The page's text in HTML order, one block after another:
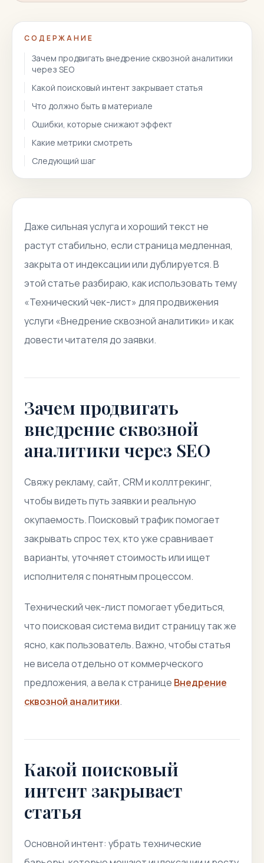
СОДЕРЖАНИЕ
Зачем продвигать внедрение сквозной аналитики
через SEO
Какой поисковый интент закрывает статья
Что должно быть в материале
Ошибки, которые снижают эффект
Какие метрики смотреть
Следующий шаг
Даже сильная услуга и хороший текст не
растут стабильно, если страница медленная,
закрыта от индексации или дублируется. В
этой статье разбираю, как использовать тему
«Технический чек-лист» для продвижения
услуги «Внедрение сквозной аналитики» и как
довести читателя до заявки.
Зачем продвигать
внедрение сквозной
аналитики через SEO
Свяжу рекламу, сайт, CRM и коллтрекинг,
чтобы видеть путь заявки и реальную
окупаемость. Поисковый трафик помогает
закрывать спрос тех, кто уже сравнивает
варианты, уточняет стоимость или ищет
исполнителя с понятным процессом.
Технический чек-лист помогает убедиться,
что поисковая система видит страницу так же
ясно, как пользователь. Важно, чтобы статья
не висела отдельно от коммерческого
предложения, а вела к странице Внедрение
сквозной аналитики.
Какой поисковый
интент закрывает
статья
Основной интент: убрать технические